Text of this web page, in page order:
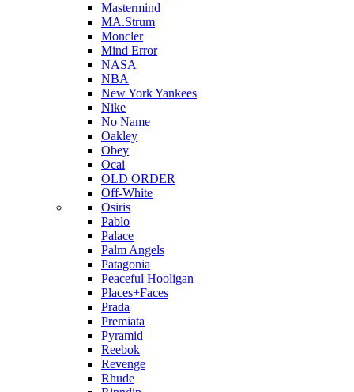
Mastermind
MA.Strum
Moncler
Mind Error
NASA
NBA
New York Yankees
Nike
No Name
Oakley
Obey
Ocai
OLD ORDER
Off-White
Osiris
Pablo
Palace
Palm Angels
Patagonia
Peaceful Hooligan
Places+Faces
Prada
Premiata
Pyramid
Reebok
Revenge
Rhude